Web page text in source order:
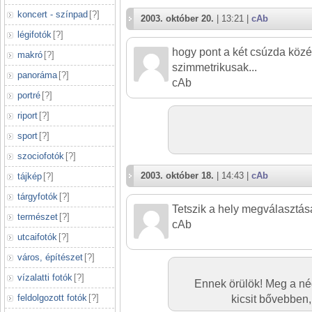
koncert - színpad [?]
légifotók [?]
makró [?]
panoráma [?]
portré [?]
riport [?]
sport [?]
szociofotók [?]
tájkép [?]
tárgyfotók [?]
természet [?]
utcaifotók [?]
város, építészet [?]
vízalatti fotók [?]
feldolgozott fotók [?]
2003. október 20. | 13:21 | cAb
hogy pont a két csúzda
szimmetrikusak...
cAb
2003. október 18. | 14:43 | cAb
Tetszik a hely
cAb
Ennek örülök! Meg a
kicsit